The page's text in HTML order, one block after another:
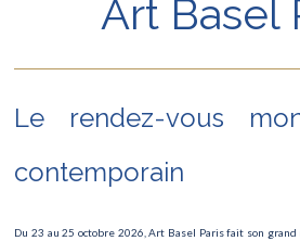
Expositions Contemporaines
LE LAC DES CYGNES AU PALAIS DES
Art Basel
Le rendez-vous
contemporain
Du 23 au 25 octobre 2026, Art Basel Paris fait son